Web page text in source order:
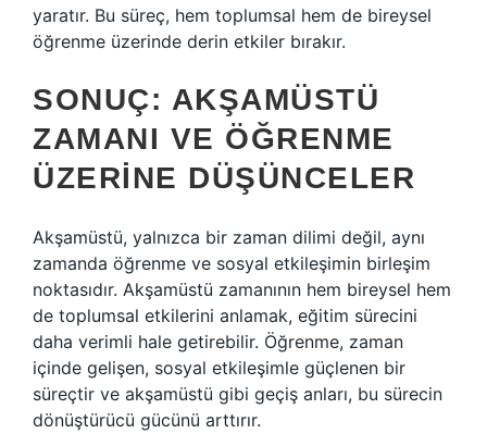
yaratır. Bu süreç, hem toplumsal hem de bireysel
öğrenme üzerinde derin etkiler bırakır.
SONUÇ: AKŞAMÜSTÜ
ZAMANI VE ÖĞRENME
ÜZERINE DÜŞÜNCELER
Akşamüstü, yalnızca bir zaman dilimi değil, aynı
zamanda öğrenme ve sosyal etkileşimin birleşim
noktasıdır. Akşamüstü zamanının hem bireysel hem
de toplumsal etkilerini anlamak, eğitim sürecini
daha verimli hale getirebilir. Öğrenme, zaman
içinde gelişen, sosyal etkileşimle güçlenen bir
süreçtir ve akşamüstü gibi geçiş anları, bu sürecin
dönüştürücü gücünü arttırır.